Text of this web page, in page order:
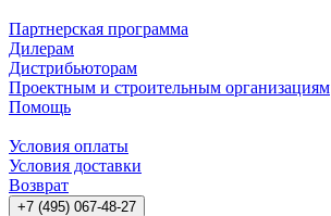
Партнерская программа
Дилерам
Дистрибьюторам
Проектным и строительным организациям
Помощь
Условия оплаты
Условия доставки
Возврат
+7 (495) 067-48-27